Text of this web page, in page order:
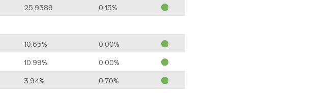
25.9389
0.15%
10.65%
0.00%
10.99%
0.00%
3.94%
0.70%